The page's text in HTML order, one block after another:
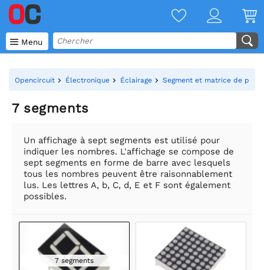
 Menu
Opencircuit Électronique Éclairage Segment et matrice de
7 segments
Un affichage à sept segments est utilisé pour
indiquer les nombres. L'affichage se compose de
sept segments en forme de barre avec lesquels
tous les nombres peuvent être raisonnablement
lus. Les lettres A, b, C, d, E et F sont également
possibles.
7 segments